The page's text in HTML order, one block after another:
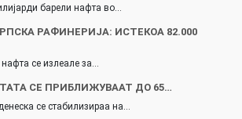
барели нафта во…
РАФИНЕРИЈА: ИСТЕКОА 82.000
се излеале за…
СЕ ПРИБЛИЖУВААТ ДО 65…
се стабилизираа на…